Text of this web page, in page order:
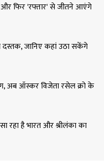
और फिर 'रफ्तार' से जीतने आएंगे
जानिए कहां उठा सकेंगे
अब ऑस्कर विजेता रसेल क्रो के
रहा है भारत और श्रीलंका का